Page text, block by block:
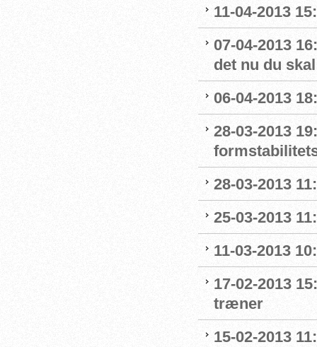
11-04-2013
07-04-2013
det nu du
06-04-2013
28-03-2013
28-03-2013
25-03-2013
11-03-2013
17-02-2013
træner
15-02-2013